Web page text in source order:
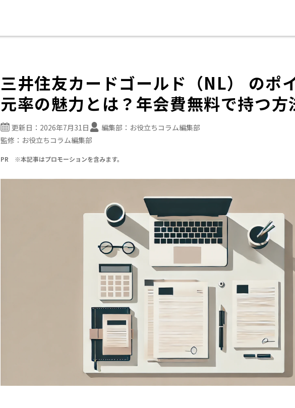
三井住友カードゴールド（NL） のポ
元率の魅力とは？年会費無料で持つ方
更新日： 2026年7月31日 編集部： お役立ちコラム編集部
監修： お役立ちコラム編集部
PR ※本記事はプロモーションを含みます。